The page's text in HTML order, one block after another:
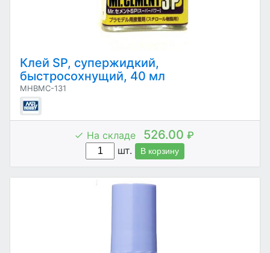
Клей SP, супержидкий,
быстросохнущий, 40 мл
MHBMC-131
На складе 526.00 ₽
шт.
В корзину